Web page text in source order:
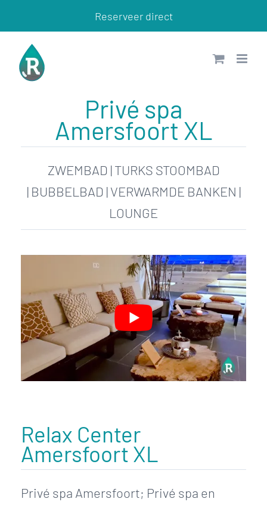
naar
inhoud
Reserveer direct
Privé spa
Amersfoort XL
ZWEMBAD | TURKS STOOMBAD
| BUBBELBAD | VERWARMDE BANKEN |
LOUNGE
Relax Center
Amersfoort XL
Privé spa Amersfoort; Privé spa en